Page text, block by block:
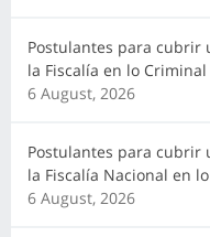
Postulantes para cubrir
la Fiscalía en lo
6 August, 2026
Postulantes para cubrir
la Fiscalía Nacional en
6 August, 2026